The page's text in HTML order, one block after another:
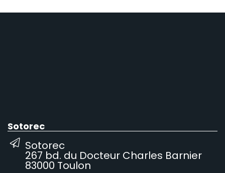
Sotorec
Sotorec
267 bd. du Docteur Charles Barnier
83000 Toulon